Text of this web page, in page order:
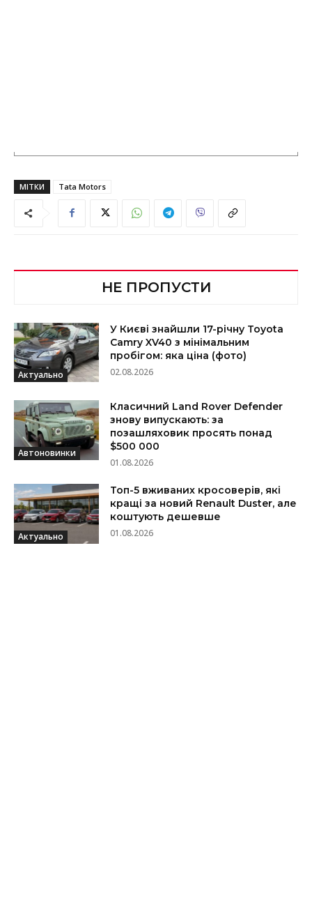
МІТКИ Tata Motors
НЕ ПРОПУСТИ
Актуально
У Києві знайшли 17-річну Toyota
Camry XV40 з мінімальним
пробігом: яка ціна (фото)
02.08.2026
Автоновинки
Класичний Land Rover Defender
знову випускають: за
позашляховик просять понад
$500 000
01.08.2026
Актуально
Топ-5 вживаних кросоверів, які
кращі за новий Renault Duster, але
коштують дешевше
01.08.2026